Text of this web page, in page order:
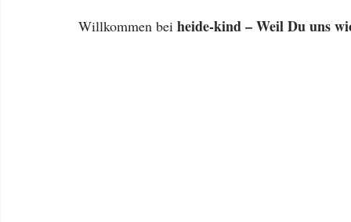
Willkommen bei heide-kind – Weil Du uns